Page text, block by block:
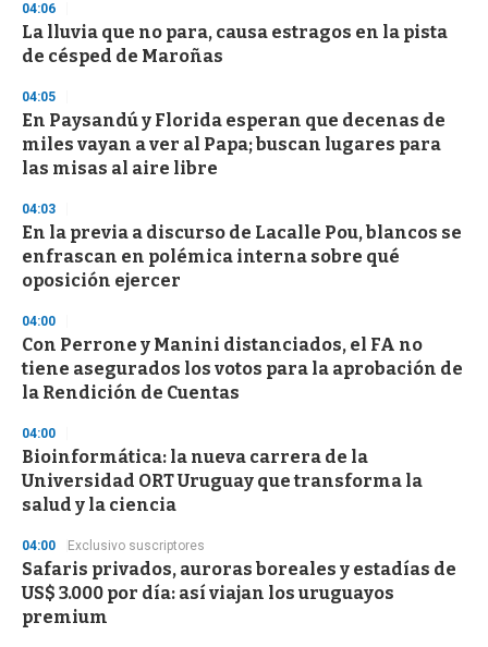
d
s
o
f
3
s
c
o
d
s
04:06
La lluvia que no para, causa estragos en la pista
de césped de Maroñas
04:05
En Paysandú y Florida esperan que decenas de
miles vayan a ver al Papa; buscan lugares para
las misas al aire libre
04:03
En la previa a discurso de Lacalle Pou, blancos se
enfrascan en polémica interna sobre qué
oposición ejercer
04:00
Con Perrone y Manini distanciados, el FA no
tiene asegurados los votos para la aprobación de
la Rendición de Cuentas
04:00
Bioinformática: la nueva carrera de la
Universidad ORT Uruguay que transforma la
salud y la ciencia
04:00 Exclusivo suscriptores
Safaris privados, auroras boreales y estadías de
US$ 3.000 por día: así viajan los uruguayos
premium